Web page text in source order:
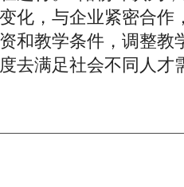
化，与企业紧密合作
和教学条件，调整教
去满足社会不同人才